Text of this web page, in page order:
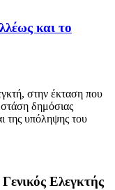
και το
στην έκταση που
δημόσιας
της υπόληψης του
Ελεγκτής